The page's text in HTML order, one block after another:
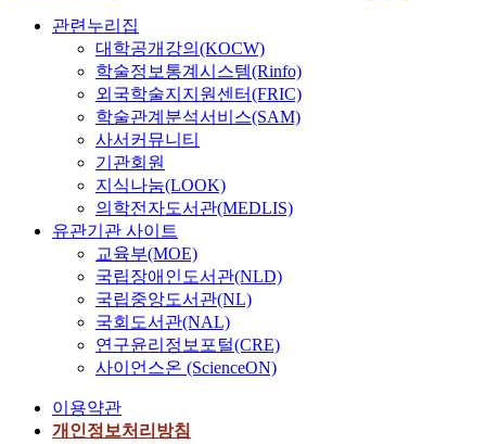
을 강조하는 시대는 지
났으며, 또한 한 종교
만이 독점적인 위치를
관련누리집
대학공개강의(KOCW)
학술정보통계시스템(Rinfo)
외국학술지지원센터(FRIC)
학술관계분석서비스(SAM)
사서커뮤니티
기관회원
지식나눔(LOOK)
의학전자도서관(MEDLIS)
유관기관 사이트
교육부(MOE)
국립장애인도서관(NLD)
국립중앙도서관(NL)
국회도서관(NAL)
연구윤리정보포털(CRE)
사이언스온 (ScienceON)
이용약관
개인정보처리방침